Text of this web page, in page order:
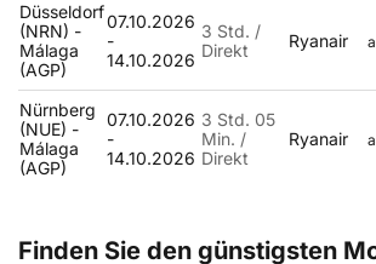
Düsseldorf
(NRN) -
Málaga
(AGP)
07.10.2026
-
14.10.2026
3 Std. /
Direkt
Ryanair
Nürnberg
(NUE) -
Málaga
(AGP)
07.10.2026
-
14.10.2026
3 Std. 05
Min. /
Direkt
Ryanair
Finden Sie den günstigsten